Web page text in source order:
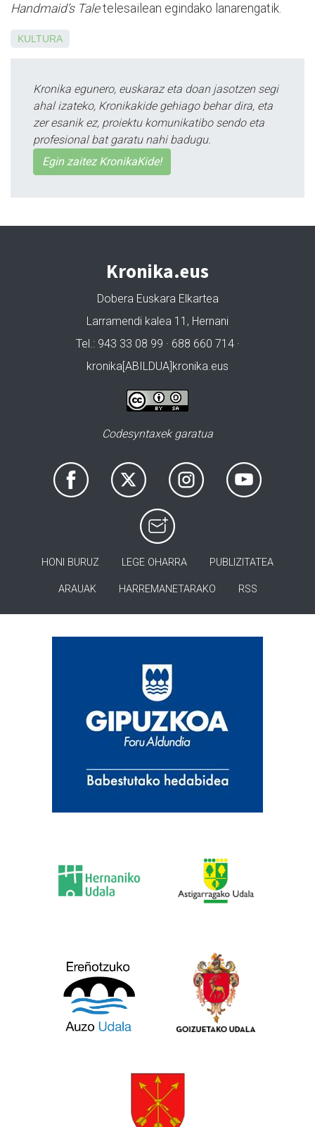
Handmaid’s Taletelesailean egindako lanarengatik.
KULTURA
Kronika egunero, euskaraz eta doan jasotzen segi
ahal izateko, Kronikakide gehiago behar dira, eta
zer esanik ez, proiektu komunikatibo sendo eta
profesional bat garatu nahi badugu.
Egin zaitez KronikaKide!
Kronika.eus
Dobera Euskara Elkartea
Larramendi kalea 11, Hernani
Tel.: 943 33 08 99 · 688 660 714 ·
kronika[ABILDUA]kronika.eus
Codesyntaxek garatua
HONI BURUZ LEGE OHARRA PUBLIZITATEA
ARAUAK HARREMANETARAKO RSS